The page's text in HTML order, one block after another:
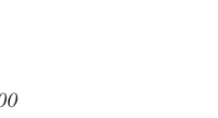
Preço